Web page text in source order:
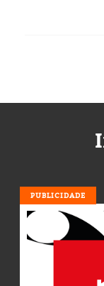
PUBLICIDADE